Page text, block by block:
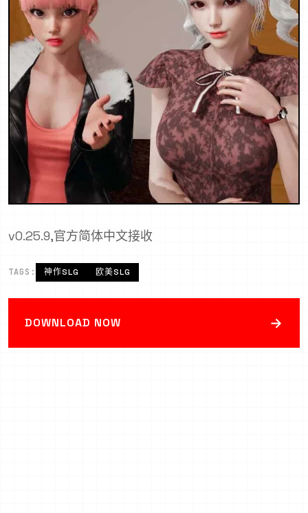
v0.25.9,官方简体中文接收
TAGS: 神作SLG 欧美SLG
DOWNLOAD NOW →